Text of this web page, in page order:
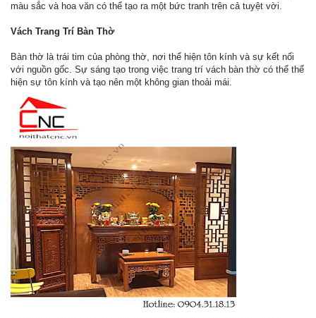
màu sắc và hoa văn có thể tạo ra một bức tranh trên cả tuyệt vời.
Vách Trang Trí Bàn Thờ
Bàn thờ là trái tim của phòng thờ, nơi thể hiện tôn kính và sự kết nối
với nguồn gốc. Sự sáng tạo trong việc trang trí vách bàn thờ có thể thể
hiện sự tôn kính và tạo nên một không gian thoải mái.